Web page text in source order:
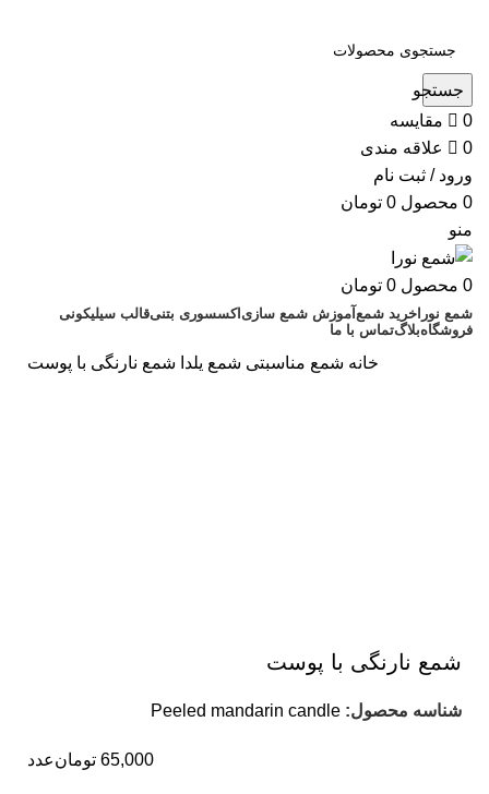
جستجو
0
مقایسه
0
علاقه مندی
ورود / ثبت نام
0 محصول 0 تومان
منو
0 محصول 0 تومان
شمع نورا خرید شمع آموزش شمع سازی اکسسوری بتنیقالب سیلیکونی
فروشگاهبلاگتماس با ما
خانه شمع مناسبتی شمع یلدا شمع نارنگی با پوست
شمع نارنگی با پوست
شناسه محصول: Peeled mandarin candle
65,000 تومانعدد